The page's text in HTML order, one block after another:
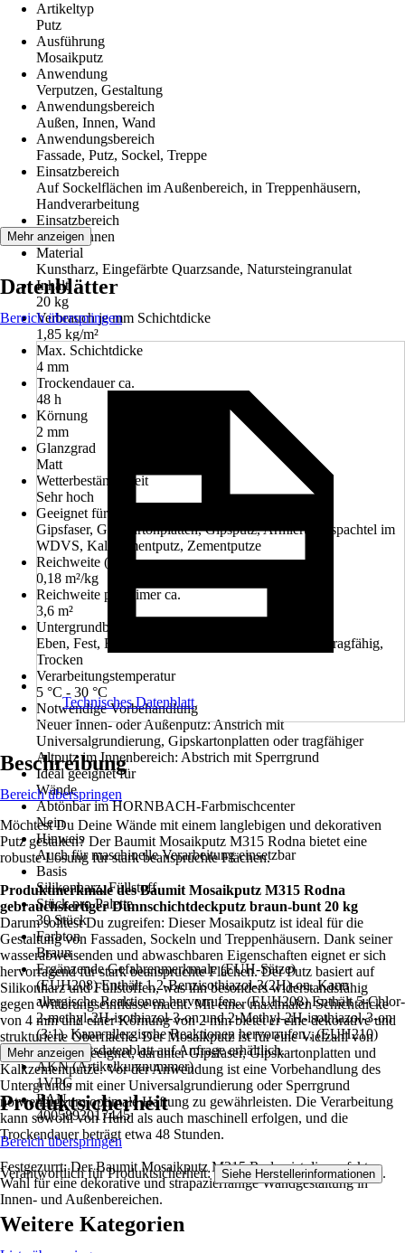
Artikeltyp
Putz
Ausführung
Mosaikputz
Anwendung
Verputzen, Gestaltung
Anwendungsbereich
Außen, Innen, Wand
Anwendungsbereich
Fassade, Putz, Sockel, Treppe
Einsatzbereich
Auf Sockelflächen im Außenbereich, in Treppenhäusern,
Handverarbeitung
Einsatzbereich
Außen, Innen
Material
Kunstharz, Eingefärbte Quarzsande, Natursteingranulat
Inhalt
20 kg
Verbrauch je mm Schichtdicke
1,85 kg/m²
Max. Schichtdicke
4 mm
Trockendauer ca.
48 h
Körnung
2 mm
Glanzgrad
Matt
Wetterbeständigkeit
Sehr hoch
Geeignet für Untergrund
Gipsfaser, Gipskartonplatten, Gipsputz, Armierungsspachtel im
WDVS, Kalkzementputz, Zementputze
Reichweite (ca.)
0,18 m²/kg
Reichweite pro Eimer ca.
3,6 m²
Untergrundbeschaffenheit
Eben, Fest, Frei von haftungsmindernden Stoffen, Tragfähig,
Trocken
Verarbeitungstemperatur
5 °C - 30 °C
Notwendige Vorbehandlung
Neuer Innen- oder Außenputz: Anstrich mit
Universalgrundierung, Gipskartonplatten oder tragfähiger
Altputz im Innenbereich: Abstrich mit Sperrgrund
Ideal geeignet für
Wände
Abtönbar im HORNBACH-Farbmischcenter
Nein
Hinweis
Auch für maschinelle Verarbeitung einsetzbar
Basis
Silikonharz, Füllstoff
Stück pro Palette
30 Stück
Farbton
Braun
Ergänzende Gefahrenmerkmale (EUH-Sätze)
(EUH208) Enthält 1,2-Benzisothiazol-3(2H)-on. Kann
allergische Reaktionen hervorrufen., (EUH208) Enthält 5-Chlor-
2-methyl-2H-isothiazol-3-on und 2-Methyl-2H-isothiazol-3-on
(3:1). Kann allergische Reaktionen hervorrufen., (EUH210)
Sicherheitsdatenblatt auf Anfrage erhältlich.
AKN (Artikelkurznummer)
1VPG
EAN
4005893017445
Mehr anzeigen
Datenblätter
Bereich überspringen
Technisches Datenblatt
Beschreibung
Bereich überspringen
Möchtest Du Deine Wände mit einem langlebigen und dekorativen
Putz gestalten? Der Baumit Mosaikputz M315 Rodna bietet eine
robuste Lösung für stark beanspruchte Flächen.
Produktmerkmale des Baumit Mosaikputz M315 Rodna
gebrauchsfertiger Dünnschichtdeckputz braun-bunt 20 kg
Darum solltest Du zugreifen: Dieser Mosaikputz ist ideal für die
Gestaltung von Fassaden, Sockeln und Treppenhäusern. Dank seiner
wasserabweisenden und abwaschbaren Eigenschaften eignet er sich
hervorragend für stark beanspruchte Flächen. Der Putz basiert auf
Silikonharz und Füllstoffen, was ihn besonders widerstandsfähig
gegen Witterungseinflüsse macht. Mit einer maximalen Schichtdicke
von 4 mm und einer Körnung von 2 mm bietet er eine dekorative und
strukturierte Oberfläche. Der Mosaikputz ist für eine Vielzahl von
Untergründen geeignet, darunter Gipsfaser, Gipskartonplatten und
Kalkzementputze. Vor der Anwendung ist eine Vorbehandlung des
Untergrunds mit einer Universalgrundierung oder Sperrgrund
notwendig, um optimale Haftung zu gewährleisten. Die Verarbeitung
kann sowohl von Hand als auch maschinell erfolgen, und die
Trockendauer beträgt etwa 48 Stunden.
Festgezurrt: Der Baumit Mosaikputz M315 Rodna ist die perfekte
Wahl für eine dekorative und strapazierfähige Wandgestaltung in
Innen- und Außenbereichen.
Mehr anzeigen
Produktsicherheit
Bereich überspringen
Verantwortlich für Produktsicherheit: Siehe Herstellerinformationen .
Weitere Kategorien